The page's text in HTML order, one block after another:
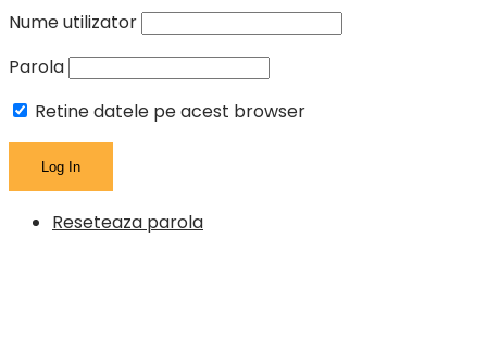
Nume utilizator
Parola
Retine datele pe acest browser
Reseteaza parola